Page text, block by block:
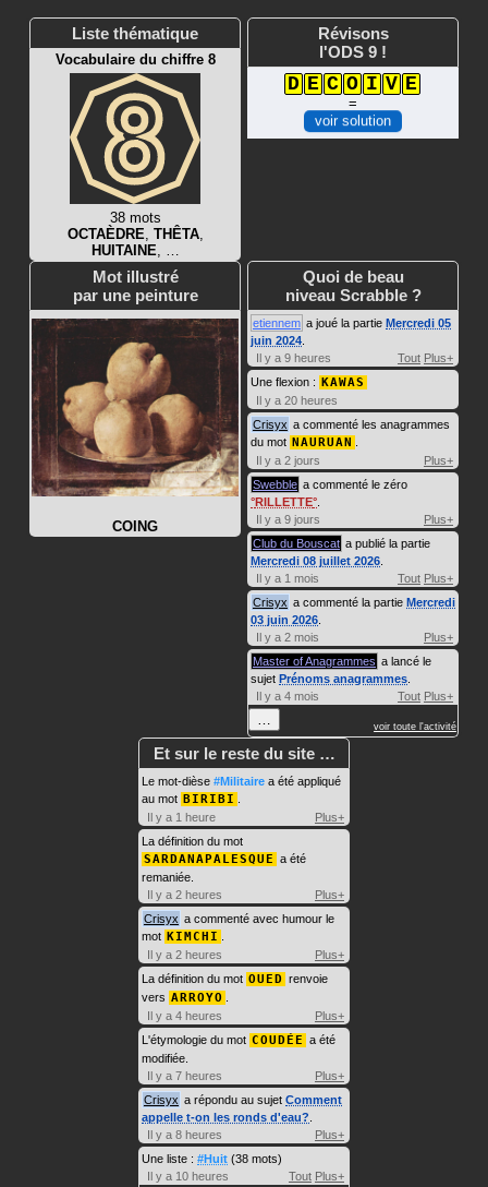
Liste thématique
Vocabulaire du chiffre 8
38 mots
OCTAÈDRE THÊTA,
HUITAINE
Révisons
l'ODS 9 !
D E C O I V E
=
voir solution
Mot illustré
par une peinture
COING
Quoi de beau
niveau Scrabble ?
etiennem a joué la partie Mercredi 05
juin 2024
Il y a 9 heures
Tout Plus+
Une flexion : KAWAS
Il y a 20 heures
Crisyx a commenté les anagrammes
du mot NAURUAN
Il y a 2 jours
Plus+
Swebble a commenté le zéro
RILLETTE
Il y a 9 jours
Plus+
Club du Bouscat a publié la partie
Mercredi 08 juillet 2026
Il y a 1 mois
Tout Plus+
Crisyx a commenté la partie Mercredi
03 juin 2026
Il y a 2 mois
Plus+
Master of Anagrammes a lancé le
sujet Prénoms anagrammes
Il y a 4 mois
Tout Plus+
voir toute l'activité
Et sur le reste du site …
Le mot-dièse #Militaire a été appliqué
au mot BIRIBI
Il y a 1 heure
Plus+
La définition du mot
SARDANAPALESQUE a été
remaniée.
Il y a 2 heures
Plus+
Crisyx a commenté avec humour le
mot KIMCHI
Il y a 2 heures
Plus+
La définition du mot OUED renvoie
vers ARROYO
Il y a 4 heures
Plus+
L'étymologie du mot COUDÉE a été
modifiée.
Il y a 7 heures
Plus+
Crisyx a répondu au sujet Comment
appelle t-on les ronds d'eau?
Il y a 8 heures
Plus+
Une liste : #Huit (38 mots)
Il y a 10 heures
Tout Plus+